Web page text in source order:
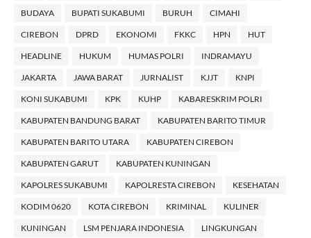
BUDAYA BUPATI SUKABUMI BURUH CIMAHI
CIREBON DPRD EKONOMI FKKC HPN HUT
HEADLINE HUKUM HUMAS POLRI INDRAMAYU
JAKARTA JAWA BARAT JURNALIST KJJT KNPI
KONI SUKABUMI KPK KUHP KABARESKRIM POLRI
KABUPATEN BANDUNG BARAT KABUPATEN BARITO TIMUR
KABUPATEN BARITO UTARA KABUPATEN CIREBON
KABUPATEN GARUT KABUPATEN KUNINGAN
KAPOLRES SUKABUMI KAPOLRESTA CIREBON KESEHATAN
KODIM 0620 KOTA CIREBON KRIMINAL KULINER
KUNINGAN LSM PENJARA INDONESIA LINGKUNGAN